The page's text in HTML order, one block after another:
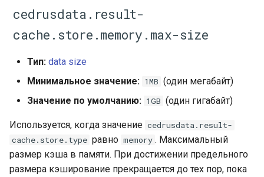
cedrusdata.result-
cache.store.memory.max-size
Тип: data size
Минимальное значение: 1MB (один мегабайт)
Значение по умолчанию: 1GB (один гигабайт)
Используется, когда значение cedrusdata.result-
cache.store.type равно memory . Максимальный
размер кэша в памяти. При достижении предельного
размера кэширование прекращается до тех пор, пока